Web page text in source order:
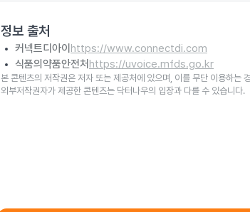
정보 출처
커넥트디아이 https://www.connectdi.com
식품의약품안전처 https://uvoice.mfds.go.kr
본 콘텐츠의 저작권은 저자 또는 제공처에 있으며, 이를 무단 이용하는
외부저작권자가 제공한 콘텐츠는 닥터나우의 입장과 다를 수 있습니다.